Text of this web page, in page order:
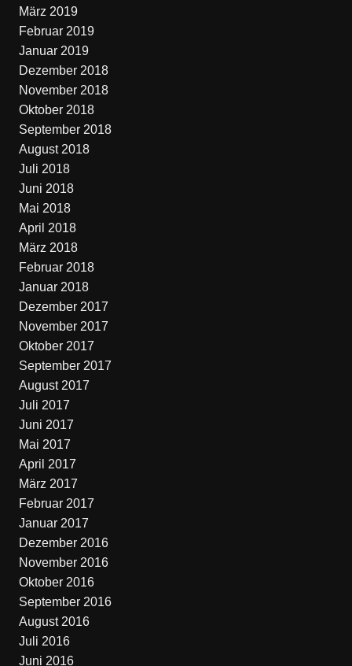
März 2019
Februar 2019
Januar 2019
Dezember 2018
November 2018
Oktober 2018
September 2018
August 2018
Juli 2018
Juni 2018
Mai 2018
April 2018
März 2018
Februar 2018
Januar 2018
Dezember 2017
November 2017
Oktober 2017
September 2017
August 2017
Juli 2017
Juni 2017
Mai 2017
April 2017
März 2017
Februar 2017
Januar 2017
Dezember 2016
November 2016
Oktober 2016
September 2016
August 2016
Juli 2016
Juni 2016